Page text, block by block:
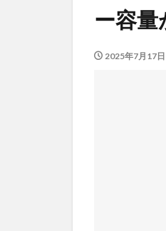
ー容量
2025年7月17日